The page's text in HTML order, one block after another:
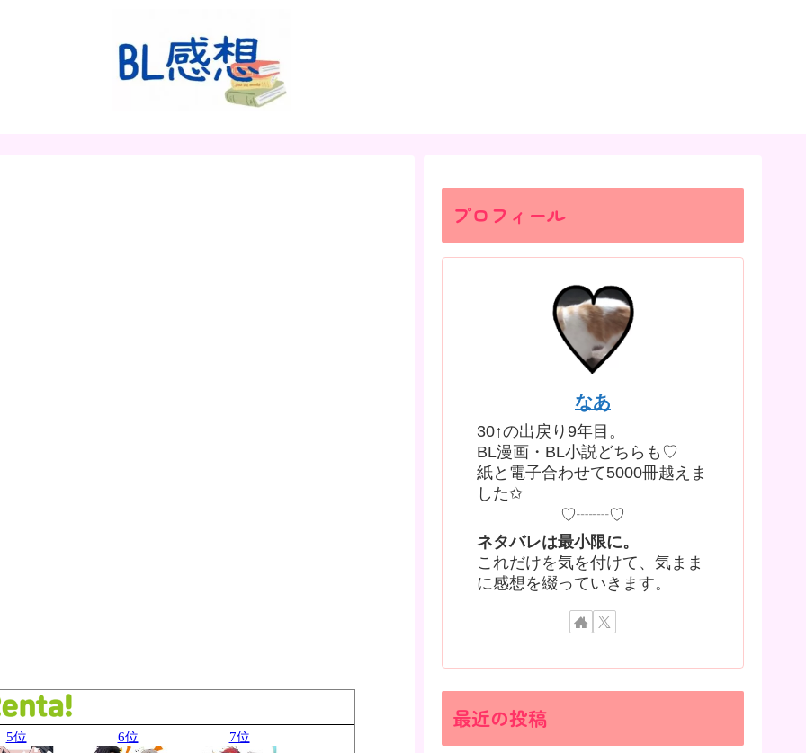
プロフィール
なあ
30↑の出戻り9年目。
BL漫画・BL小説どちらも♡
紙と電子合わせて5000冊越えま
した✩
♡┈┈♡
ネタバレは最小限に。
これだけを気を付けて、気まま
に感想を綴っていきます。
最近の投稿